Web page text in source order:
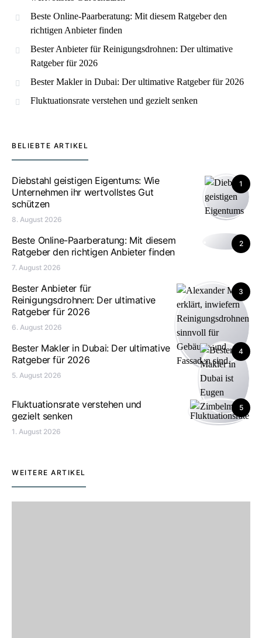
Beste Online-Paarberatung: Mit diesem Ratgeber den
richtigen Anbieter finden
Bester Anbieter für Reinigungsdrohnen: Der ultimative
Ratgeber für 2026
Bester Makler in Dubai: Der ultimative Ratgeber für 2026
Fluktuationsrate verstehen und gezielt senken
BELIEBTE ARTIKEL
1
Diebstahl geistigen Eigentums: Wie
Unternehmen ihr wertvollstes Gut
schützen
8. August 2026
2
Beste Online-Paarberatung: Mit diesem
Ratgeber den richtigen Anbieter finden
7. August 2026
3
Bester Anbieter für
Reinigungsdrohnen: Der ultimative
Ratgeber für 2026
6. August 2026
4
Bester Makler in Dubai: Der ultimative
Ratgeber für 2026
5. August 2026
5
Fluktuationsrate verstehen und
gezielt senken
1. August 2026
WEITERE ARTIKEL